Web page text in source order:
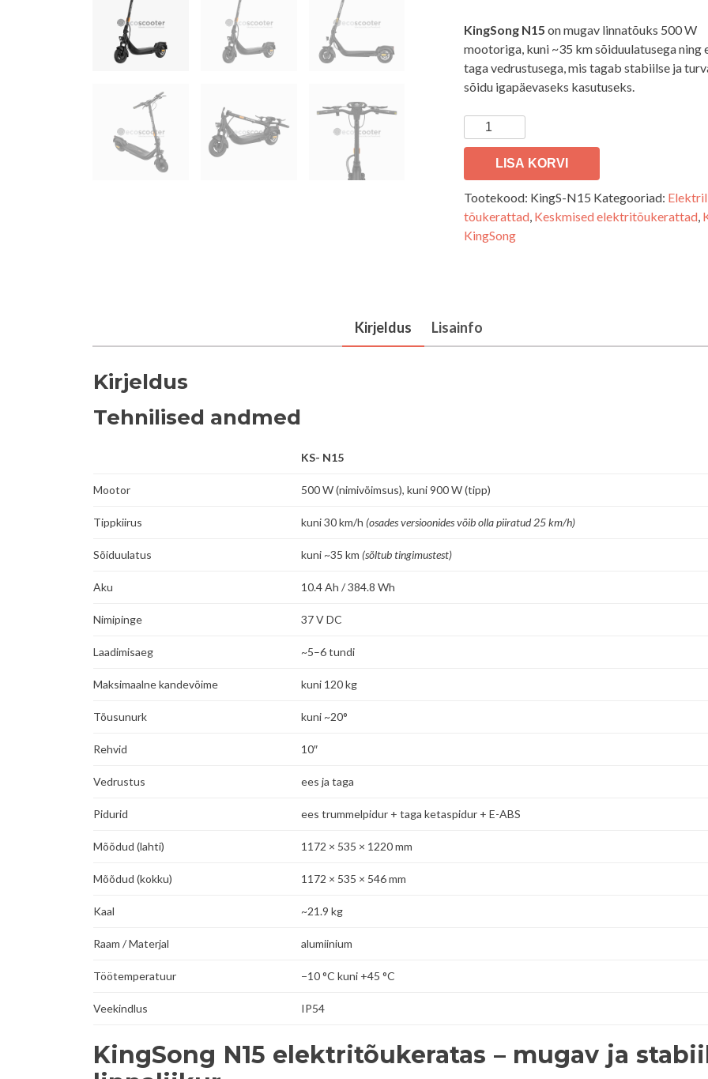
KingSong N15 on mugav linnatõuks 500 W
mootoriga, kuni ~35 km sõiduulatusega ning
taga vedrustusega, mis tagab stabiilse ja
sõidu igapäevaseks kasutuseks.
Elektritõukeratas
KingSong
kogus
LISA KORVI
Tootekood: KingS-N15 Kategooriad:
tõukerattad, Keskmised elektritõukerattad,
KingSong
Kirjeldus Lisainfo
Kirjeldus
Tehnilised andmed
KS- N15
Mootor 500 W (nimivõimsus), kuni 900 W (tipp)
Tippkiirus kuni 30 km/h (osades versioonides võib olla piiratud 25 km/h)
Sõiduulatus kuni ~35 km (sõltub tingimustest)
Aku 10.4 Ah / 384.8 Wh
Nimipinge 37 V DC
Laadimisaeg ~5–6 tundi
Maksimaalne kandevõime kuni 120 kg
Tõusunurk kuni ~20°
Rehvid 10″
Vedrustus ees ja taga
Pidurid ees trummelpidur + taga ketaspidur + E-ABS
Mõõdud (lahti) 1172 × 535 × 1220 mm
Mõõdud (kokku) 1172 × 535 × 546 mm
Kaal ~21.9 kg
Raam / Materjal alumiinium
Töötemperatuur −10 °C kuni +45 °C
Veekindlus IP54
KingSong N15 elektritõukeratas – mugav ja